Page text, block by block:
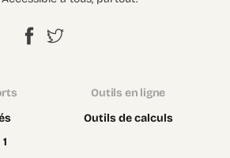
Outils en ligne
Outils de calculs